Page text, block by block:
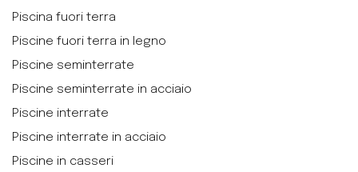
Piscina fuori terra
Piscine fuori terra in legno
Piscine seminterrate
Piscine seminterrate in acciaio
Piscine interrate
Piscine interrate in acciaio
Piscine in casseri